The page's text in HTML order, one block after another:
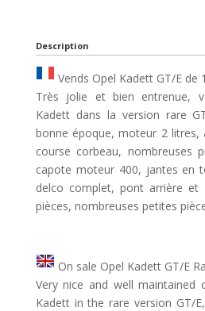
Description
Vends Opel Kadett GT/E de
Très jolie et bien entrenue,
Kadett dans la version rare
bonne époque, moteur 2 litres,
course corbeau, nombreuses
capote moteur 400, jantes en
delco complet, pont arrière
pièces, nombreuses petites
On sale Opel Kadett GT/E
Very nice and well maintained
Kadett in the rare version GT/